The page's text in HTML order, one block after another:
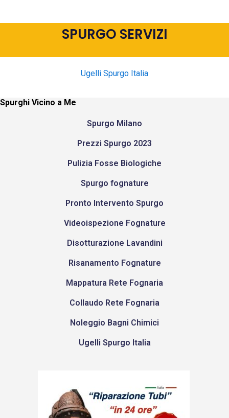
SPURGO SERVIZI
Ugelli Spurgo Italia
Spurghi Vicino a Me
Spurgo Milano
Prezzi Spurgo 2023
Pulizia Fosse Biologiche
Spurgo fognature
Pronto Intervento Spurgo
Videoispezione Fognature
Disotturazione Lavandini
Risanamento Fognature
Mappatura Rete Fognaria
Collaudo Rete Fognaria
Noleggio Bagni Chimici
Ugelli Spurgo Italia